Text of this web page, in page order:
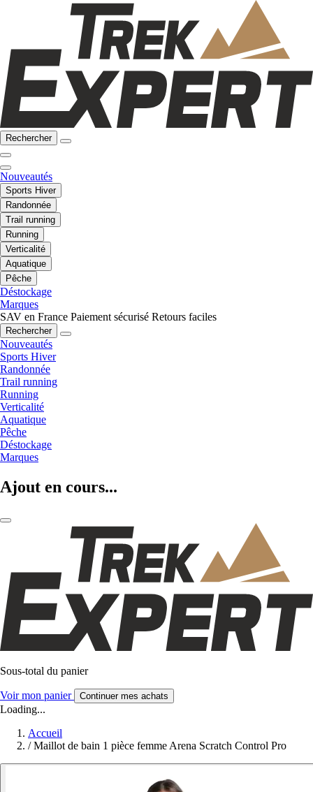
Rechercher
Nouveautés
Sports Hiver
Randonnée
Trail running
Running
Verticalité
Aquatique
Pêche
Déstockage
Marques
SAV en France Paiement sécurisé Retours faciles
Rechercher
Nouveautés
Sports Hiver
Randonnée
Trail running
Running
Verticalité
Aquatique
Pêche
Déstockage
Marques
Ajout en cours...
Sous-total du panier
Voir mon panier Continuer mes achats
Loading...
Accueil
/ Maillot de bain 1 pièce femme Arena Scratch Control Pro